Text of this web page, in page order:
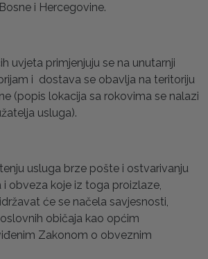
i Hercegovine.
uvjeta primjenjuju se na unutarnji
i dostava se obavlja na teritoriju
(popis lokacija sa rokovima se nalazi
usluga).
usluga brze pošte i ostvarivanju
obveza koje iz toga proizlaze,
će se načela savjesnosti,
običaja kao općim
Zakonom o obveznim